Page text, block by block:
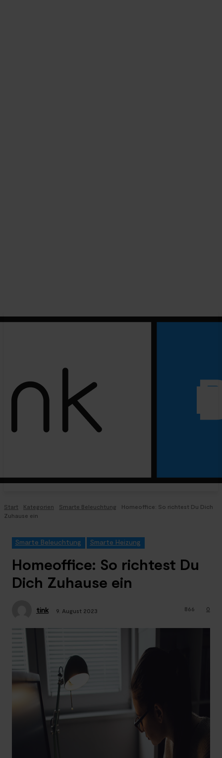
Start Kategorien Smarte Beleuchtung
Homeoffice: So richtest Du Dich
Zuhause ein
Smarte Beleuchtung Smarte Heizung
Homeoffice: So richtest Du
Dich Zuhause ein
tink 9. August 2023 0
866